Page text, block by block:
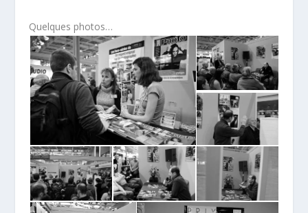
Quelques photos…